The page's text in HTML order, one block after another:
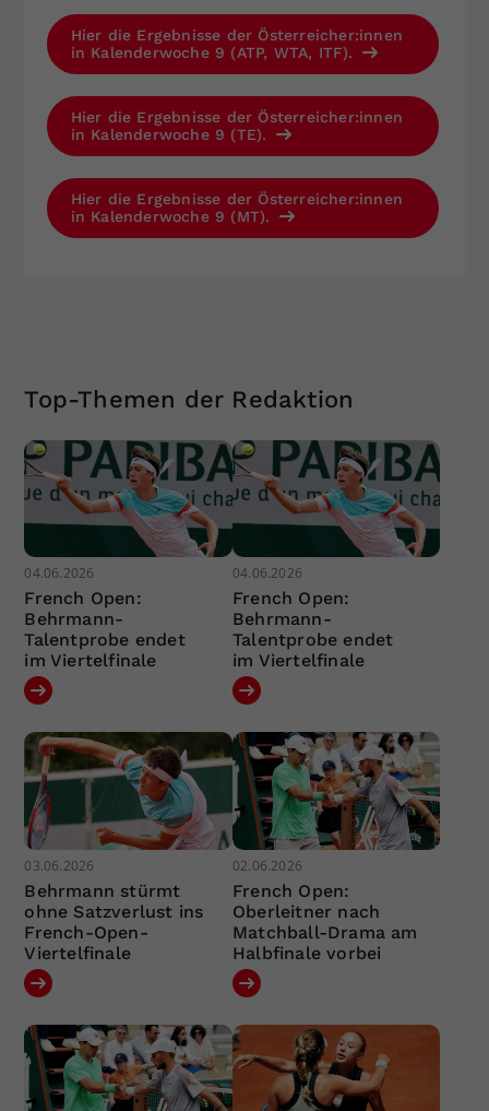
Hier die Ergebnisse der Österreicher:innen
in Kalenderwoche 9 (ATP, WTA, ITF).
Hier die Ergebnisse der Österreicher:innen
in Kalenderwoche 9 (TE).
Hier die Ergebnisse der Österreicher:innen
in Kalenderwoche 9 (MT).
Top-Themen der Redaktion
04.06.2026
French Open:
Behrmann-
Talentprobe endet
im Viertelfinale
04.06.2026
French Open:
Behrmann-
Talentprobe endet
im Viertelfinale
03.06.2026
Behrmann stürmt
ohne Satzverlust ins
French-Open-
Viertelfinale
02.06.2026
French Open:
Oberleitner nach
Matchball-Drama am
Halbfinale vorbei